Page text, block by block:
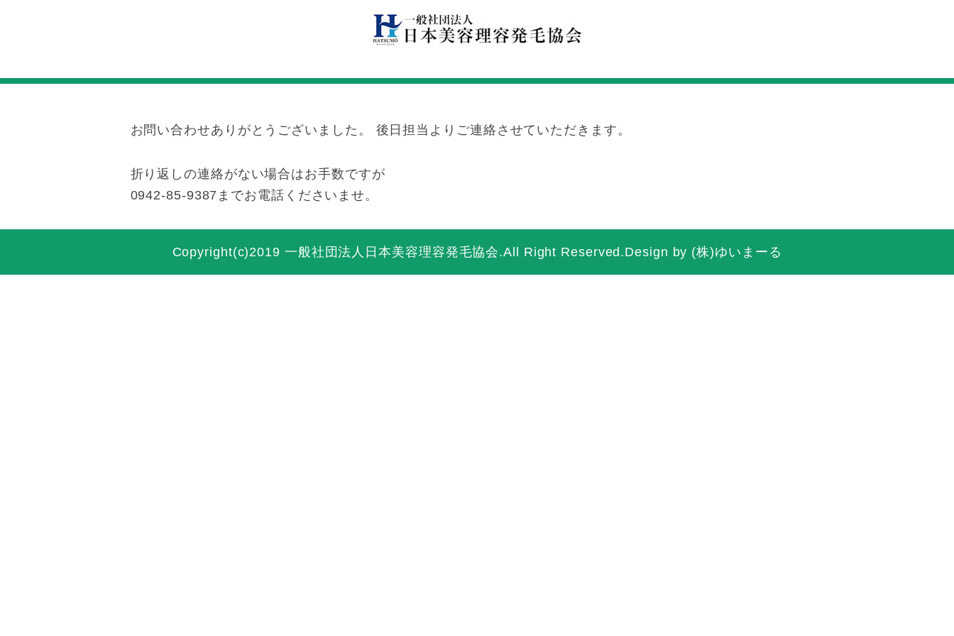
お問い合わせありがとうございました。 後日担当よりご連絡させていただきます。
折り返しの連絡がない場合はお手数ですが
0942-85-9387までお電話くださいませ。
Copyright(c)2019 一般社団法人日本美容理容発毛協会.All Right Reserved.Design by (株)ゆいまーる